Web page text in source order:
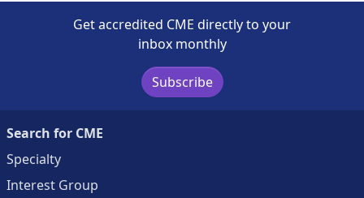
Get accredited CME directly to your
inbox monthly
Subscribe
Search for CME
Specialty
Interest Group